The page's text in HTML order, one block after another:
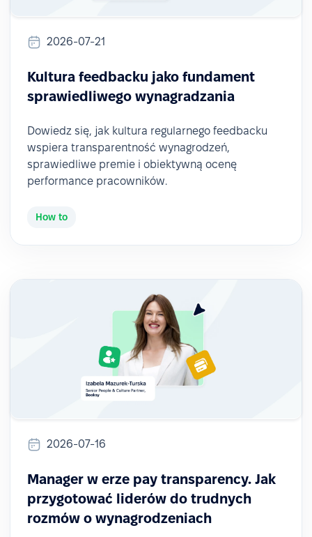
2026-07-21
Kultura feedbacku jako fundament
sprawiedliwego wynagradzania
Dowiedz się, jak kultura regularnego feedbacku
wspiera transparentność wynagrodzeń,
sprawiedliwe premie i obiektywną ocenę
performance pracowników.
How to
2026-07-16
Manager w erze pay transparency. Jak
przygotować liderów do trudnych
rozmów o wynagrodzeniach